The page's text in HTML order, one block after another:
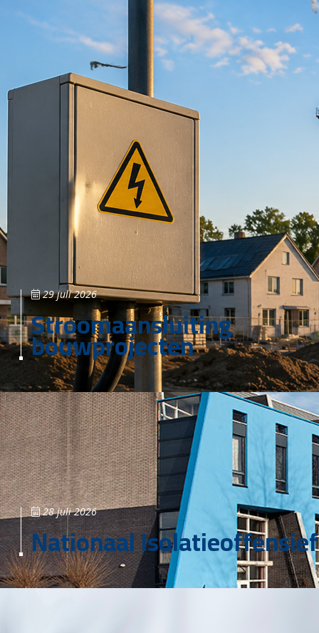
29 juli 2026
Stroomaansluiting
bouwprojecten
28 juli 2026
Nationaal Isolatieoffensief